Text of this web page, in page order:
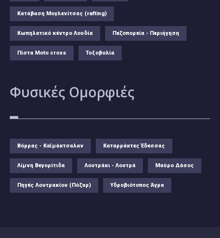
Κατάβαση Μογλενίτσας (rafting)
Κωπηλατικό κέντρο Λουδία Πεζοπορεία - Περιήγηση
Πίστα Moto cross Τοξοβολία
Φυσικές Ομορφιές
Βόρρας - Καϊμάκτσαλαν Καταρράκτες Έδεσσας
Λίμνη Βεγορίτιδα Λουτράκι - Λουτρά Μαύρο Δάσος
Πηγές Λουτρακίου (Πόζαρ) Υδροβιότοπος Άγρα